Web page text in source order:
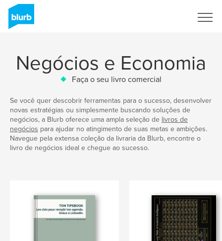
Negócios e Economia
Faça o seu livro comercial
Se você quer descobrir ferramentas para o sucesso, desenvolver
novas estratégias ou simplesmente buscando soluções de
negócios, a Blurb oferece uma ampla seleção de livros de
negócios para ajudar no atingimento de suas metas e ambições.
Navegue pela extensa coleção da livraria da Blurb, encontre o
livro de negócios ideal e chegue ao sucesso.